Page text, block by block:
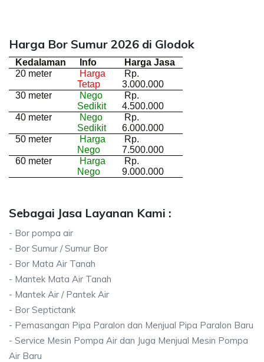
Harga Bor Sumur 2026 di Glodok
Kedalaman Info
Harga Jasa
20 meter
Harga
Tetap
Rp.
3.000.000
30 meter
Nego
Sedikit
Rp.
4.500.000
40 meter
Nego
Sedikit
Rp.
6.000.000
50 meter
Harga
Nego
Rp.
7.500.000
60 meter
Harga
Nego
Rp.
9.000.000
Sebagai Jasa Layanan Kami :
- Bor pompa air
- Bor Sumur / Sumur Bor
- Bor Mata Air Tanah
- Mantek Mata Air Tanah
- Mantek Air / Pantek Air
- Bor Septictank
- Pemasangan Pipa Paralon dan Menjual Pipa Paralon Baru
- Service Mesin Pompa Air dan Juga Menjual Mesin Pompa
Air Baru